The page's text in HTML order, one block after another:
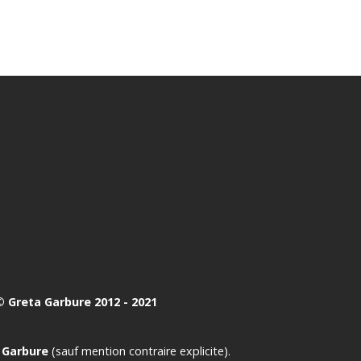
Garbure 2012 - 2021
(sauf mention contraire explicite).